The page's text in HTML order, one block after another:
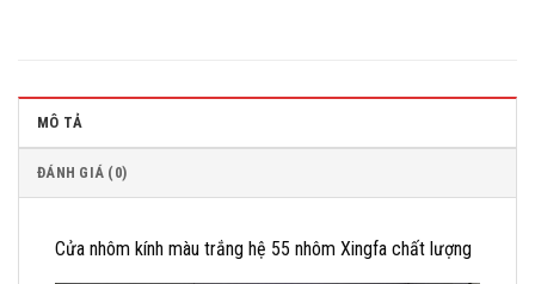
MÔ TẢ
ĐÁNH GIÁ (0)
Cửa nhôm kính màu trắng hệ 55 nhôm Xingfa chất lượng